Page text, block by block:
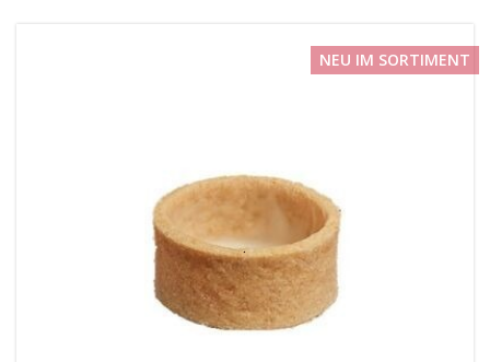
NEU IM SORTIMENT